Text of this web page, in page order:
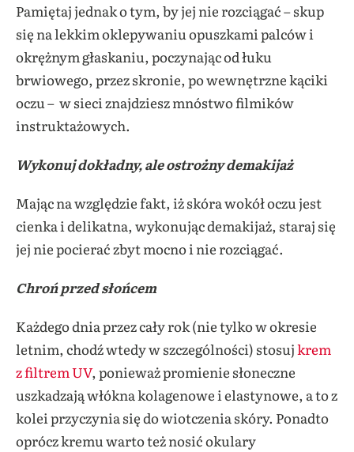
Pamiętaj jednak o tym, by jej nie rozciągać – skup
się na lekkim oklepywaniu opuszkami palców i
okrężnym głaskaniu, poczynając od łuku
brwiowego, przez skronie, po wewnętrzne kąciki
oczu – w sieci znajdziesz mnóstwo filmików
instruktażowych.
Wykonuj dokładny, ale ostrożny demakijaż
Mając na względzie fakt, iż skóra wokół oczu jest
cienka i delikatna, wykonując demakijaż, staraj się
jej nie pocierać zbyt mocno i nie rozciągać.
Chroń przed słońcem
Każdego dnia przez cały rok (nie tylko w okresie
letnim, chodź wtedy w szczególności) stosujkrem
z filtrem UV, ponieważ promienie słoneczne
uszkadzają włókna kolagenowe i elastynowe, a to z
kolei przyczynia się do wiotczenia skóry. Ponadto
oprócz kremu warto też nosić okulary